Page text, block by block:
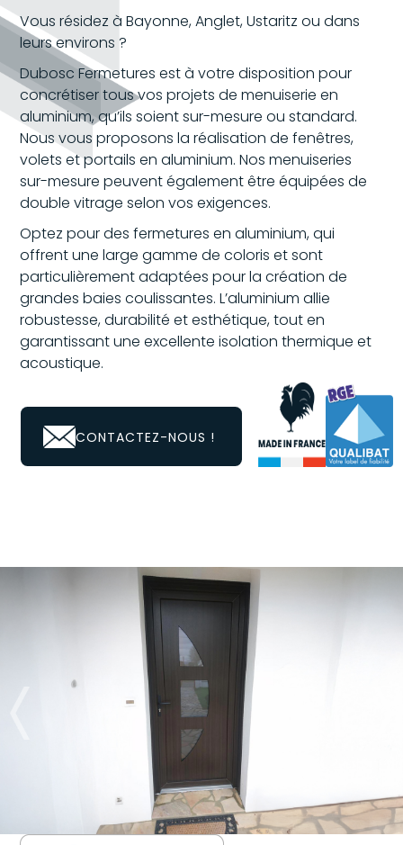
Vous résidez à Bayonne, Anglet, Ustaritz ou dans
leurs environs ?
Dubosc Fermetures est à votre disposition pour
concrétiser tous vos projets de menuiserie en
aluminium, qu’ils soient sur-mesure ou standard.
Nous vous proposons la réalisation de fenêtres,
volets et portails en aluminium. Nos menuiseries
sur-mesure peuvent également être équipées de
double vitrage selon vos exigences.
Optez pour des fermetures en aluminium, qui
offrent une large gamme de coloris et sont
particulièrement adaptées pour la création de
grandes baies coulissantes. L’aluminium allie
robustesse, durabilité et esthétique, tout en
garantissant une excellente isolation thermique et
acoustique.
CONTACTEZ-NOUS !